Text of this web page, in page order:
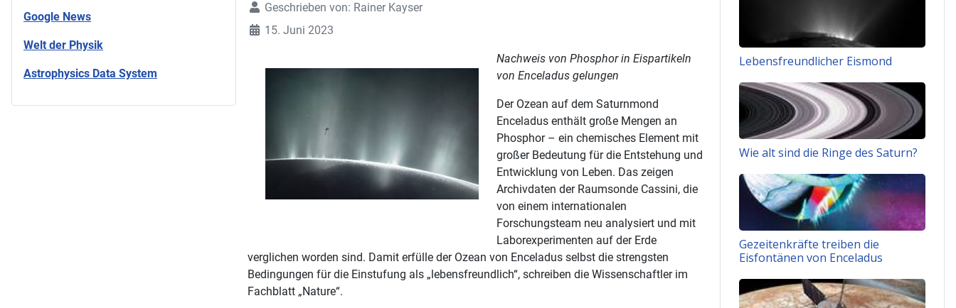
Google News
Welt der Physik
Astrophysics Data System
Geschrieben von: Rainer Kayser
15. Juni 2023
Nachweis von Phosphor in Eispartikeln
von Enceladus gelungen
Der Ozean auf dem Saturnmond
Enceladus enthält große Mengen an
Phosphor – ein chemisches Element mit
großer Bedeutung für die Entstehung und
Entwicklung von Leben. Das zeigen
Archivdaten der Raumsonde Cassini, die
von einem internationalen
Forschungsteam neu analysiert und mit
Laborexperimenten auf der Erde
verglichen worden sind. Damit erfülle der Ozean von Enceladus selbst die strengsten
Bedingungen für die Einstufung als „lebensfreundlich“, schreiben die Wissenschaftler im
Fachblatt „Nature“.
Lebensfreundlicher Eismond
Wie alt sind die Ringe des Saturn?
Gezeitenkräfte treiben die
Eisfontänen von Enceladus